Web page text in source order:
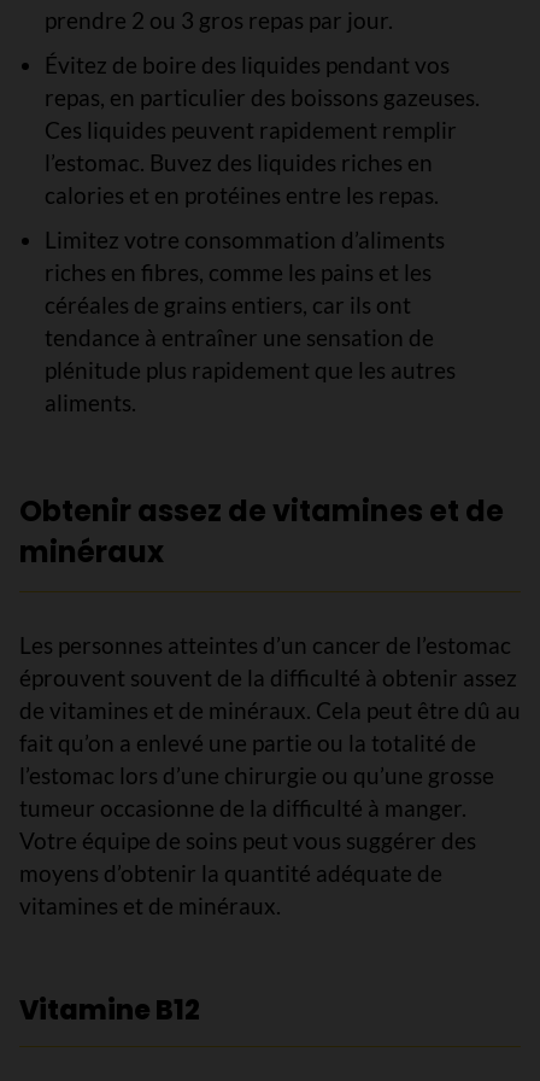
prendre 2 ou 3 gros repas par jour.
Évitez de boire des liquides pendant vos
repas, en particulier des boissons gazeuses.
Ces liquides peuvent rapidement remplir
l’estomac. Buvez des liquides riches en
calories et en protéines entre les repas.
Limitez votre consommation d’aliments
riches en fibres, comme les pains et les
céréales de grains entiers, car ils ont
tendance à entraîner une sensation de
plénitude plus rapidement que les autres
aliments.
Obtenir assez de vitamines et de
minéraux
Les personnes atteintes d’un cancer de l’estomac
éprouvent souvent de la difficulté à obtenir assez
de vitamines et de minéraux. Cela peut être dû au
fait qu’on a enlevé une partie ou la totalité de
l’estomac lors d’une chirurgie ou qu’une grosse
tumeur occasionne de la difficulté à manger.
Votre équipe de soins peut vous suggérer des
moyens d’obtenir la quantité adéquate de
vitamines et de minéraux.
Vitamine B12